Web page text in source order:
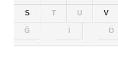
S T U V
Ğ Ö